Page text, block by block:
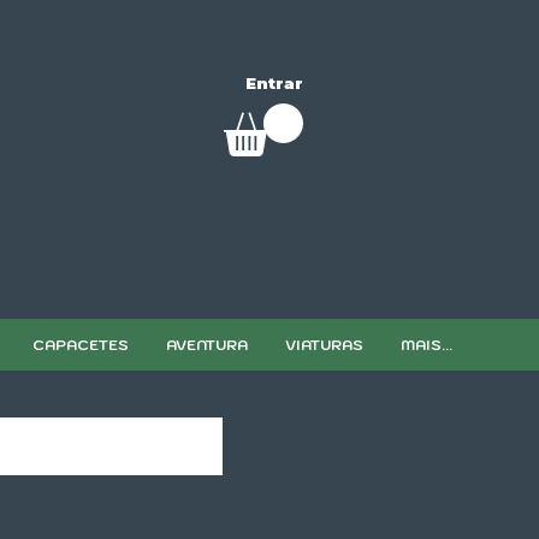
Entrar
CAPACETES AVENTURA VIATURAS MAIS...